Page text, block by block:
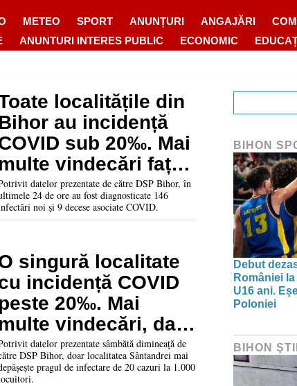
METEO SPORT ANUNȚURI ANGAJĂRI
ANUNTURI INTERES PUBLIC ECONOMIC
localitățile din
au incidență
sub 20‰. Mai
vindecări față
cazurile raportate
datelor prezentate de către DSP Bihor, în
24 de ore au fost diagnosticate 146
noi și 9 decese asociate COVID.
singură localitate
incidență COVID
20‰. Mai
vindecări, dar
9 decese asociate
datelor prezentate sâmbătă dimineață de
DSP Bihor, doar localitatea Sântandrei mai
pragul de infectare de 20 cazuri la 1.000
BIHON
Debut
României
U16 ani.
Poloniei
BIHON